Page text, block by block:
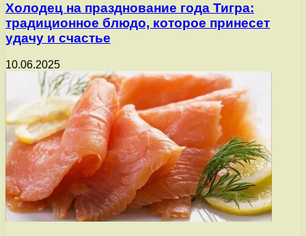
Холодец на празднование года Тигра:
традиционное блюдо, которое принесет
удачу и счастье
10.06.2025